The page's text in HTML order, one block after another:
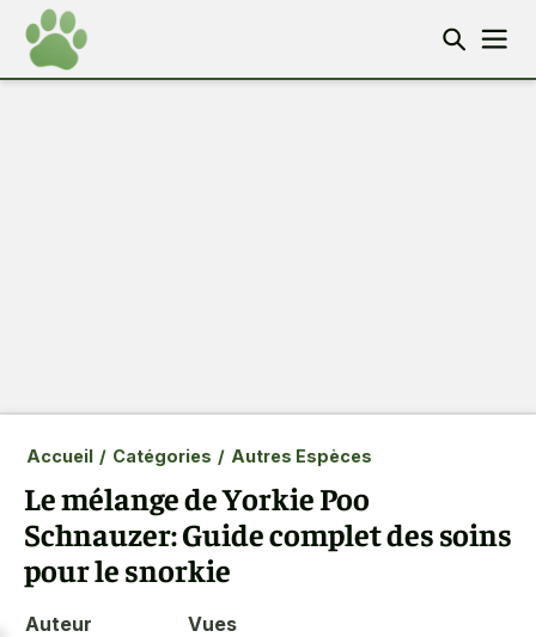
Accueil / Catégories / Autres Espèces
Le mélange de Yorkie Poo
Schnauzer: Guide complet des soins
pour le snorkie
Auteur
Vues